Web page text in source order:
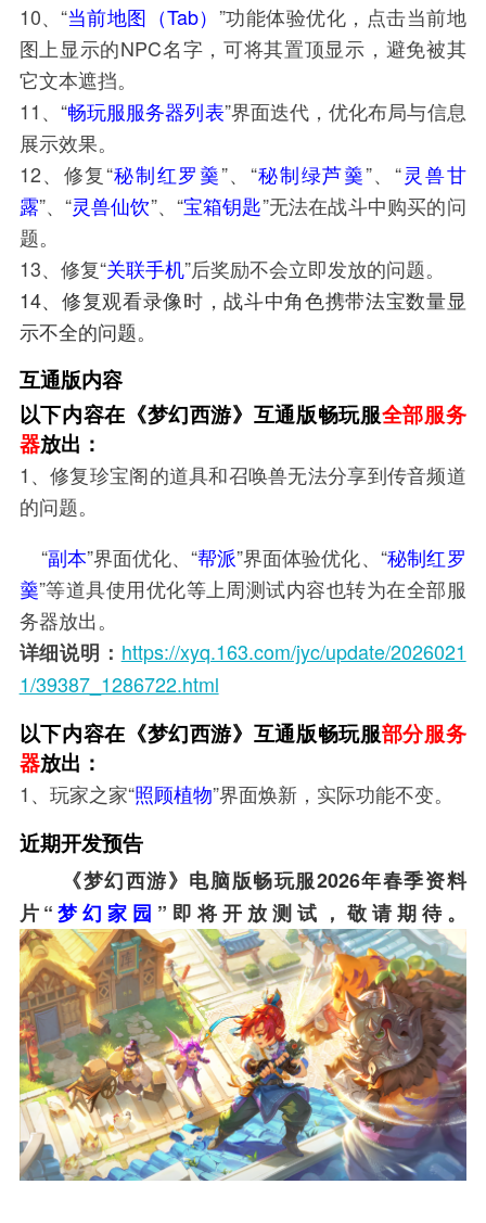
10、“当前地图（Tab） ”功能体验优化，点击当前地
图上显示的NPC名字，可将其置顶显示，避免被其
它文本遮挡。
11、“畅玩服服务器列表”界面迭代，优化布局与信息
展示效果。
12、修复“秘制红罗羹”、“秘制绿芦羹”、“灵兽甘
露”、“灵兽仙饮”、“宝箱钥匙”无法在战斗中购买的问
题。
13、修复“关联手机”后奖励不会立即发放的问题。
14、修复观看录像时，战斗中角色携带法宝数量显
示不全的问题。
互通版内容
以下内容在《梦幻西游》互通版畅玩服全部服务
器放出：
1、修复珍宝阁的道具和召唤兽无法分享到传音频道
的问题。
“副本”界面优化、“帮派”界面体验优化、“秘制红罗
羹”等道具使用优化等上周测试内容也转为在全部服
务器放出。
详细说明： https://xyq.163.com/jyc/update/2026021
1/39387_1286722.html
以下内容在《梦幻西游》互通版畅玩服部分服务
器放出：
1、玩家之家“照顾植物”界面焕新，实际功能不变。
近期开发预告
《梦幻西游》电脑版畅玩服2026年春季资料
片“梦幻家园 ”即将开放测试，敬请期待。